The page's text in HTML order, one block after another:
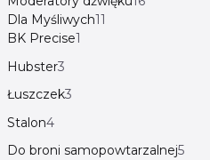
Dla Myśliwych11
BK Precise1
Hubster3
Łuszczek3
Stalon4
Do broni samopowtarzalnej5